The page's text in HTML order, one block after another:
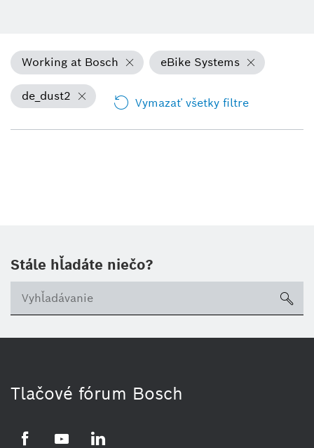
Working at Bosch eBike Systems
de_dust2 Vymazať všetky filtre
Stále hľadáte niečo?
Tlačové fórum Bosch